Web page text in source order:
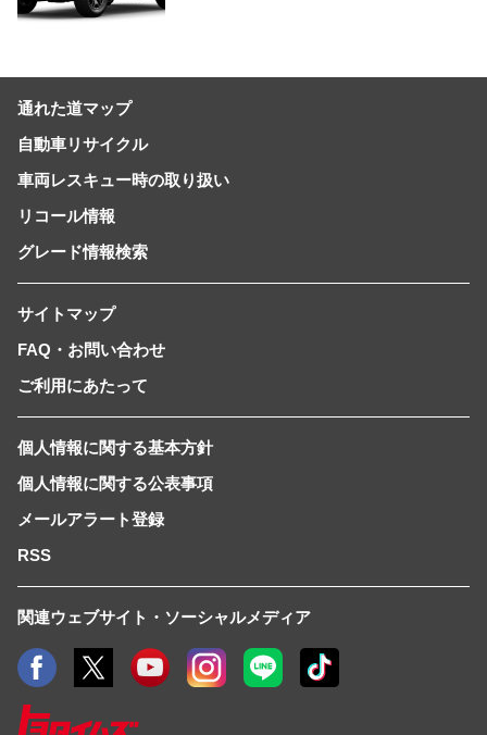
通れた道マップ
自動車リサイクル
車両レスキュー時の取り扱い
リコール情報
グレード情報検索
サイトマップ
FAQ・お問い合わせ
ご利用にあたって
個人情報に関する基本方針
個人情報に関する公表事項
メールアラート登録
RSS
関連ウェブサイト・ソーシャルメディア